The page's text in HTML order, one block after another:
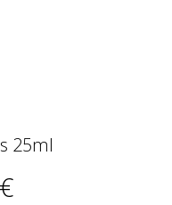
25ml